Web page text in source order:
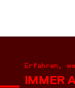
Erfahren,
IMMER